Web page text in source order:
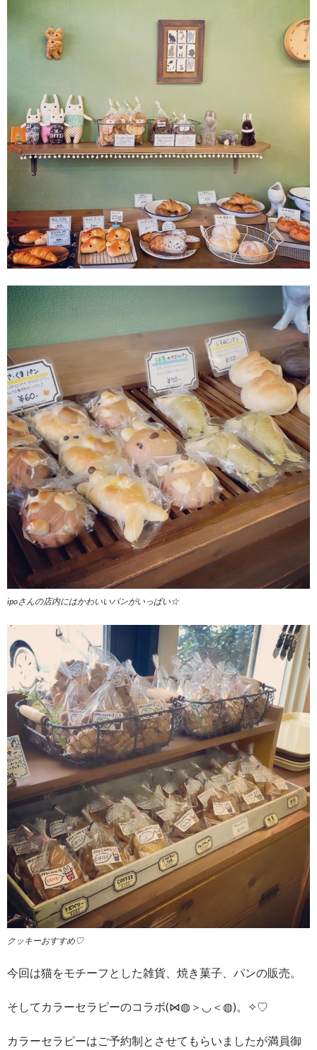
ipoさんの店内にはかわいいパンがいっぱい☆
クッキーおすすめ♡
今回は猫をモチーフとした雑貨、焼き菓子、パンの販売。
そしてカラーセラピーのコラボ(⋈◍＞◡＜◍)。✧♡
カラーセラピーはご予約制とさせてもらいましたが満員御